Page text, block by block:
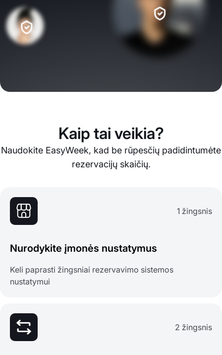
Kaip tai veikia?
Naudokite EasyWeek, kad be rūpesčių padidintumėte
rezervacijų skaičių.
1 žingsnis
Nurodykite įmonės nustatymus
Keli paprasti žingsniai rezervavimo sistemos
nustatymui
2 žingsnis